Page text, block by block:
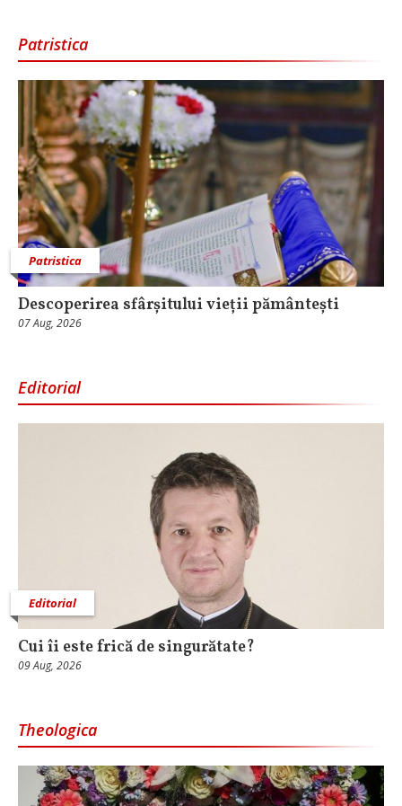
Patristica
Patristica
Descoperirea sfârșitului vieții pământești
07 Aug, 2026
Editorial
Editorial
Cui îi este frică de singurătate?
09 Aug, 2026
Theologica